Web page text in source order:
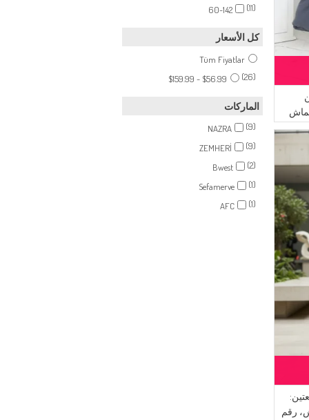
60-142 (11)
كل الأسعار
Tüm Fiyatlar
$56.99 - $159.99
(26)
الماركات
NAZRA
(9)
ZEMHERİ
(9)
Bwest
(2)
Sefamerve
(1)
AFC
(1)
رقم